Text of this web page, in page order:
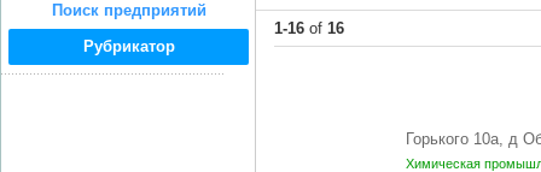
Поиск предприятий
Рубрикатор
1-16 of 16
Горького 10а, д
Химическая